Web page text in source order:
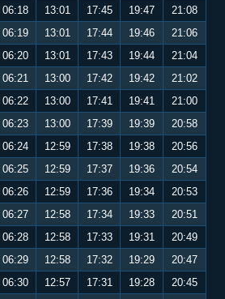
06:18 13:01 17:45 19:47
21:08
06:19 13:01 17:44 19:46
21:06
06:20 13:01 17:43 19:44
21:04
06:21 13:00 17:42 19:42
21:02
06:22 13:00 17:41 19:41
21:00
06:23 13:00 17:39 19:39
20:58
06:24 12:59 17:38 19:38
20:56
06:25 12:59 17:37 19:36
20:54
06:26 12:59 17:36 19:34
20:53
06:27 12:58 17:34 19:33
20:51
06:28 12:58 17:33 19:31
20:49
06:29 12:58 17:32 19:29
20:47
06:30 12:57 17:31 19:28
20:45